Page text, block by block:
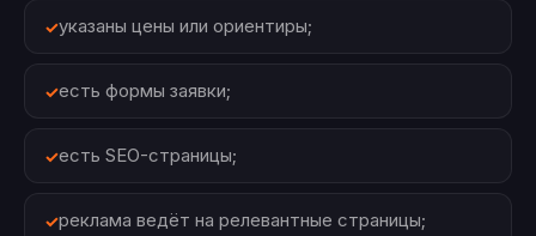
указаны цены или ориентиры;
есть формы заявки;
есть SEO-страницы;
реклама ведёт на релевантные страницы;